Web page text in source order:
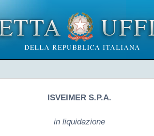
ISVEIMER S.P.A.
in liquidazione